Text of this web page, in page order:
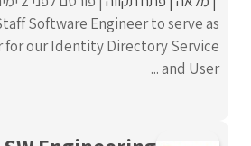
Software Engineer to serve as
for our Identity Directory Service
and User ...